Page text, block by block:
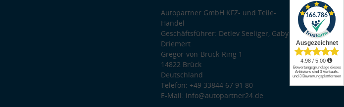
Autopartner GmbH KFZ- und Teile-
Handel
Geschäftsführer: Detlev Seeliger, Gaby
Driemert
Gregor-von-Brück-Ring 1
14822 Brück
Deutschland
Telefon: +49 33844 67 91 80
E-Mail: info@autopartner24.de